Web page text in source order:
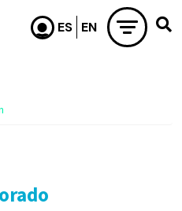
Pasar al contenido principal